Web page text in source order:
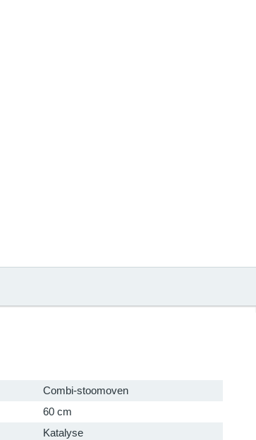
Combi-stoomoven
60 cm
Katalyse